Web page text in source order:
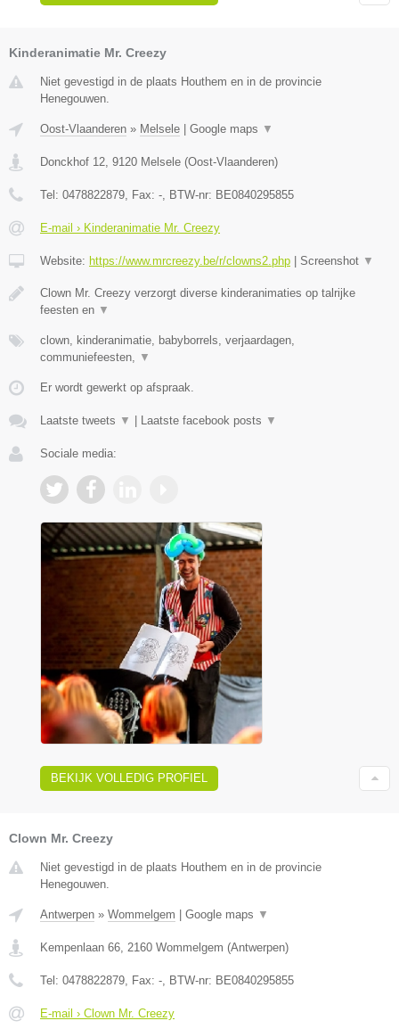
Kinderanimatie Mr. Creezy
Niet gevestigd in de plaats Houthem en in de provincie
Henegouwen.
Oost-Vlaanderen » Melsele Google maps ▼
Donckhof 12, 9120 Melsele (Oost-Vlaanderen)
Tel: 0478822879, Fax: -, BTW-nr: BE0840295855
E-mail › Kinderanimatie Mr. Creezy
Website: https://www.mrcreezy.be/r/clowns2.php Screenshot ▼
Clown Mr. Creezy verzorgt diverse kinderanimaties op talrijke
feesten en ▼
clown, kinderanimatie, babyborrels, verjaardagen,
communiefeesten, ▼
Er wordt gewerkt op afspraak.
Laatste tweets ▼ Laatste facebook posts ▼
Sociale media:
BEKIJK VOLLEDIG PROFIEL
Clown Mr. Creezy
Niet gevestigd in de plaats Houthem en in de provincie
Henegouwen.
Antwerpen » Wommelgem Google maps ▼
Kempenlaan 66, 2160 Wommelgem (Antwerpen)
Tel: 0478822879, Fax: -, BTW-nr: BE0840295855
E-mail › Clown Mr. Creezy